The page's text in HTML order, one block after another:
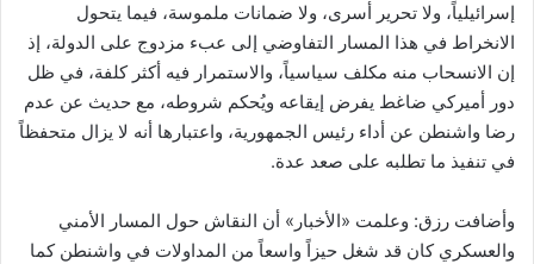
إسرائيلياً، ولا تحرير أسرى، ولا ضمانات ملموسة، فيما يتحول
الانخراط في هذا المسار التفاوضي إلى عبء مزدوج على الدولة، إذ
إن الانسحاب منه مكلف سياسياً، والاستمرار فيه أكثر كلفة، في ظل
دور أميركي ضاغط يفرض إيقاعه ويُحكم شروطه، مع حديث عن عدم
رضا واشنطن عن أداء رئيس الجمهورية، واعتبارها أنه لا يزال متحفظاً
في تنفيذ ما تطلبه على صعد عدة.
وأضافت رزق: وعلمت «الأخبار» أن النقاش حول المسار الأمني
والعسكري كان قد شغل حيزاً واسعاً من المداولات في واشنطن كما